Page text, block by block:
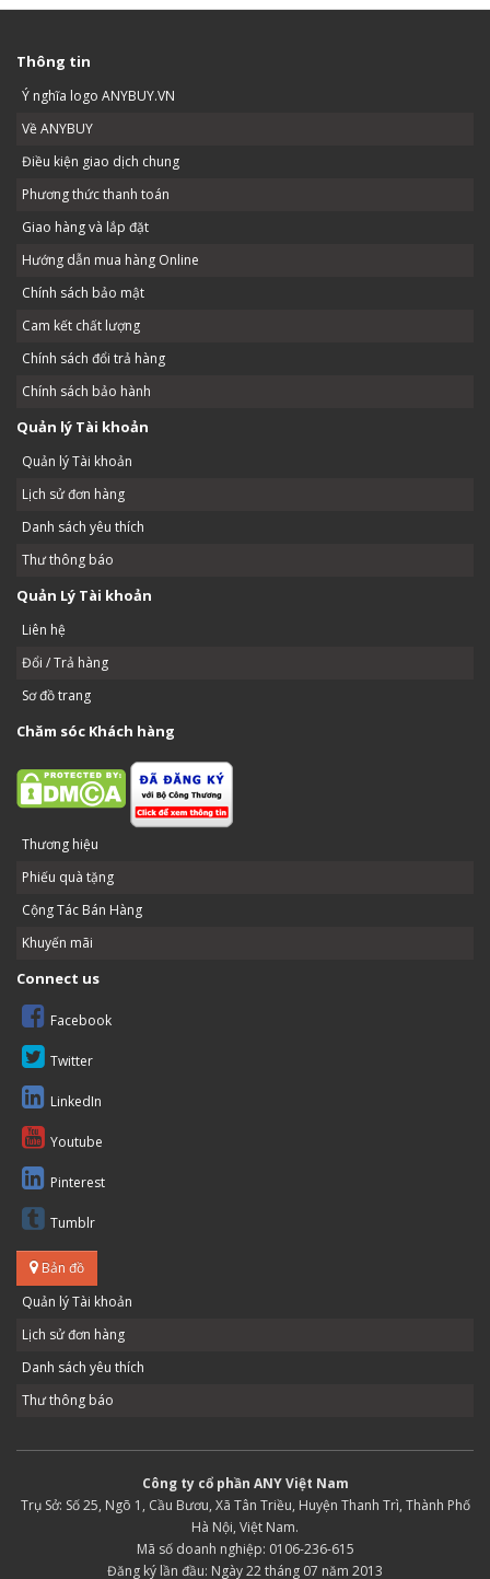
Thông tin
Ý nghĩa logo ANYBUY.VN
Về ANYBUY
Điều kiện giao dịch chung
Phương thức thanh toán
Giao hàng và lắp đặt
Hướng dẫn mua hàng Online
Chính sách bảo mật
Cam kết chất lượng
Chính sách đổi trả hàng
Chính sách bảo hành
Quản lý Tài khoản
Quản lý Tài khoản
Lịch sử đơn hàng
Danh sách yêu thích
Thư thông báo
Quản Lý Tài khoản
Liên hệ
Đổi / Trả hàng
Sơ đồ trang
Chăm sóc Khách hàng
Thương hiệu
Phiếu quà tặng
Cộng Tác Bán Hàng
Khuyến mãi
Connect us
Facebook
Twitter
LinkedIn
Youtube
Pinterest
Tumblr
Bản đồ
Quản lý Tài khoản
Lịch sử đơn hàng
Danh sách yêu thích
Thư thông báo
Công ty cổ phần ANY Việt Nam
Trụ Sở: Số 25, Ngõ 1, Cầu Bươu, Xã Tân Triều, Huyện Thanh Trì, Thành Phố
Hà Nội, Việt Nam.
Mã số doanh nghiệp: 0106-236-615
Đăng ký lần đầu: Ngày 22 tháng 07 năm 2013